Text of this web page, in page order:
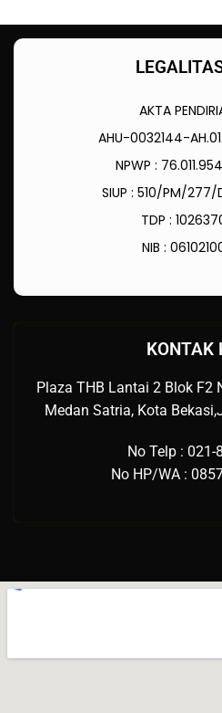
AKTA
AHU-0032144-
NPWP :
SIUP : 510/PM/277/
TDP :
NIB :
KONTAK
Plaza THB Lantai 2 Blok F2
Medan Satria, Kota
No Telp : 021-
No HP/WA :